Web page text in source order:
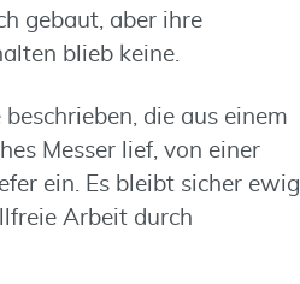
gebaut, aber ihre
blieb keine.
die aus einem
Messer lief, von einer
ein. Es bleibt sicher ewig
Arbeit durch